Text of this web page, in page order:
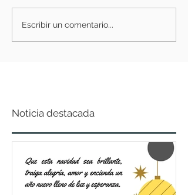
Escribir un comentario...
Noticia destacada